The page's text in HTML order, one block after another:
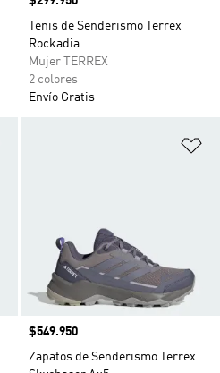
Tenis de Senderismo Terrex
Rockadia
Mujer TERREX
2 colores
Envío Gratis
Precio
$549.950
Zapatos de Senderismo Terrex